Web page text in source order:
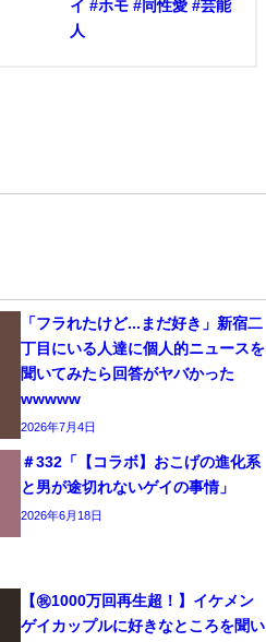
イ #ホモ #同性愛 #芸能
人
「フラれたけど...まだ好き」新宿二
丁目にいる人達に個人的ニュースを
聞いてみたら回答がヤバかった
wwwww
2026年7月4日
＃332「【コラボ】おこげの進化系
と男が途切れないゲイの事情」
2026年6月18日
【㊗️1000万回再生超！】イケメン
ゲイカップルに好きなところを聞い